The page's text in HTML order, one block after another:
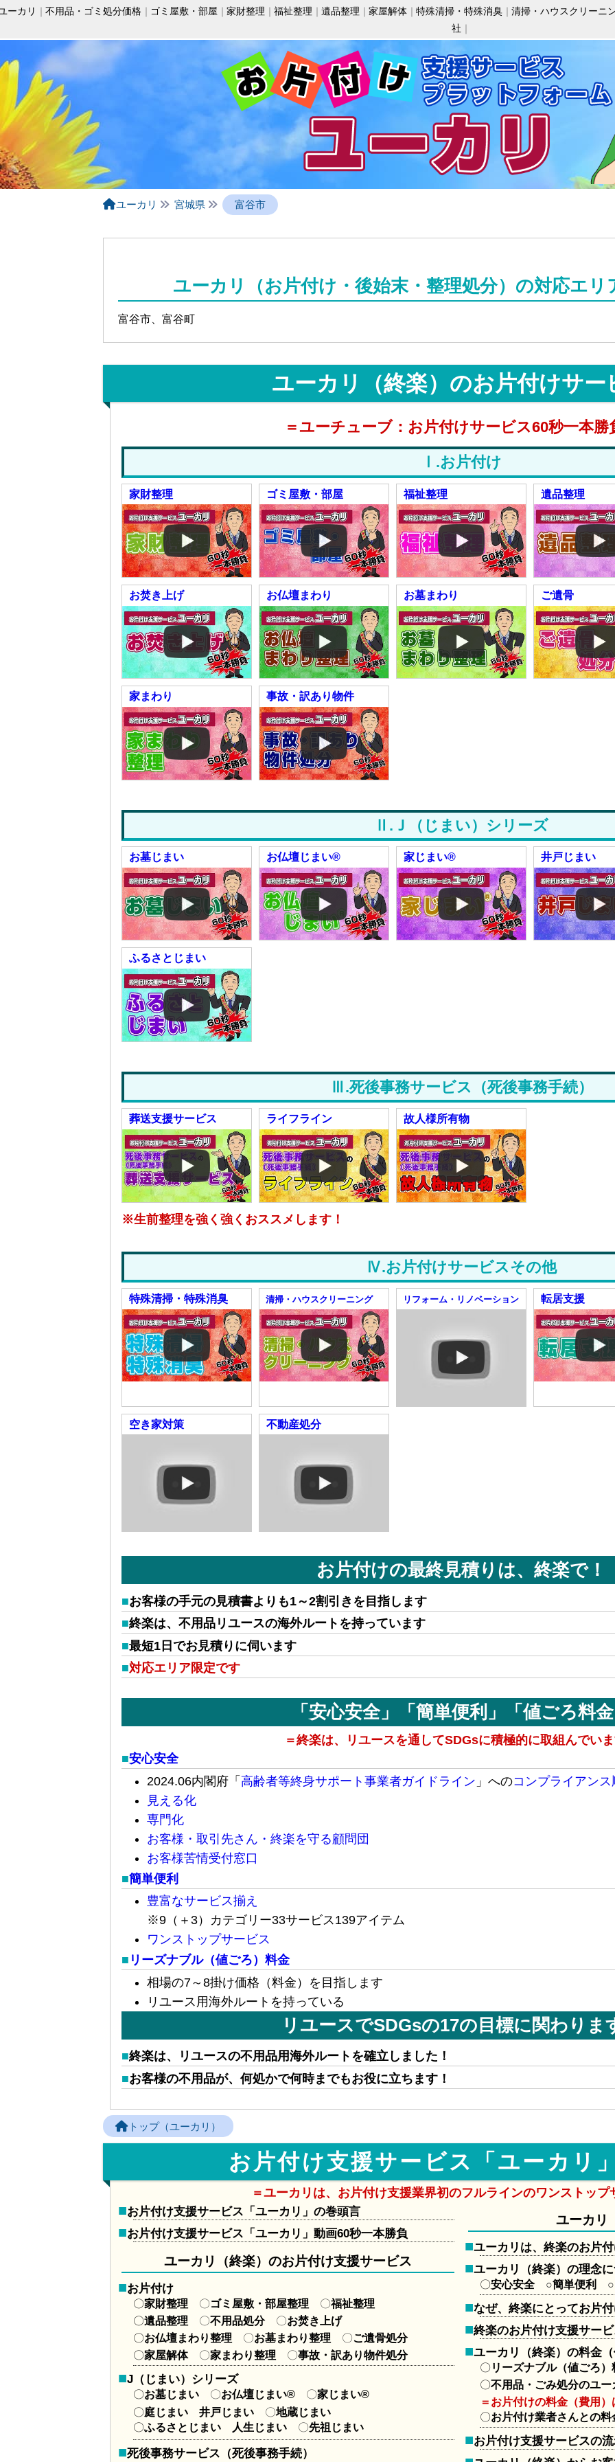
ーカリ 不用品・ゴミ処分価格 ゴミ屋敷・部屋 家財整理 福祉整理 遺品整理 家屋解体 特殊清掃・特殊消臭
清掃・ハウスクリーニ
社
ユーカリ 宮城県 富谷市
ユーカリ（お片付け・後始末・整理処分）の対応エリ
富谷市、富谷町
ユーカリ（終楽）のお片付けサー
＝ユーチューブ：お片付けサービス60秒一本勝
Ⅰ.お片付け
家財整理 ゴミ屋敷・部屋 福祉整理 遺品整理
お焚き上げ お仏壇まわり お墓まわり ご遺骨
家まわり 事故・訳あり物件
Ⅱ. Ｊ（じまい）シリーズ
お墓じまい お仏壇じまい® 家じまい® 井戸じまい
ふるさとじまい
Ⅲ.死後事務サービス（死後事務手続）
葬送支援サービス ライフライン 故人様所有物
※生前整理を強く強くおススメします！
Ⅳ.お片付けサービスその他
特殊清掃・特殊消臭 清掃・ハウスクリーニング リフォーム・リノベーション 転居支援
空き家対策 不動産処分
お片付けの最終見積りは、終楽で！
お客様の手元の見積書よりも1～2割引きを目指します
終楽は、不用品リユースの海外ルートを持っています
最短1日でお見積りに伺います
対応エリア限定です
「安心安全」「簡単便利」「値ごろ料
＝終楽は、リユースを通してSDGsに積極的に取組んでい
安心安全
2024.06内閣府「 高齢者等終身サポート事業者ガイドライン 」へのコンプライアンス
見える化
専門化
お客様・取引先さん・終楽を守る顧問団
お客様苦情受付窓口
簡単便利
豊富なサービス揃え
※9（＋3）カテゴリー33サービス139アイテム
ワンストップサービス
リーズナブル（値ごろ）料金
相場の7～8掛け価格（料金）を目指します
リユース用海外ルートを持っている
リユースでSDGsの17の目標に関わりま
終楽は、リユースの不用品用海外ルートを確立しました！
お客様の不用品が、何処かで何時までもお役に立ちます！
トップ（ユーカリ）
お片付け支援サービス「ユーカリ
＝ユーカリは、お片付け支援業界初のフルラインのワンストップ
お片付け支援サービス「ユーカリ」の巻頭言
お片付け支援サービス「ユーカリ」動画60秒一本勝負
ユーカリ（終楽）のお片付け支援サービス
お片付け
家財整理 〇ゴミ屋敷・部屋整理 〇福祉整理
遺品整理 〇不用品処分〇お焚き上げ
お仏壇まわり整理 〇お墓まわり整理 〇ご遺骨処分
家屋解体〇家まわり整理 〇事故・訳あり物件処分
J（じまい）シリーズ
お墓じまい〇お仏壇じまい®〇家じまい®
庭じまい
井戸じまい〇地蔵じまい
ふるさとじまい
人生じまい〇先祖じまい
死後事務サービス（死後事務手続）
ユーカリ
ユーカリは、終楽のお片
ユーカリ（終楽）の理念
安心安全○簡単便利 ○
なぜ、終楽にとってお片
終楽のお片付け支援サー
ユーカリ（終楽）の料金
リーズナブル（値ごろ）
不用品・ごみ処分のユ
＝お片付けの料金（費用
お片付け業者さんとの
お片付け支援サービスの